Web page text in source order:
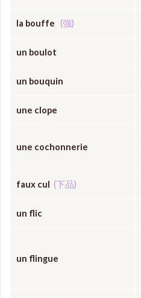
la bouffe (強)
un boulot
un bouquin
une clope
une cochonnerie
faux cul (下品)
un flic
un flingue